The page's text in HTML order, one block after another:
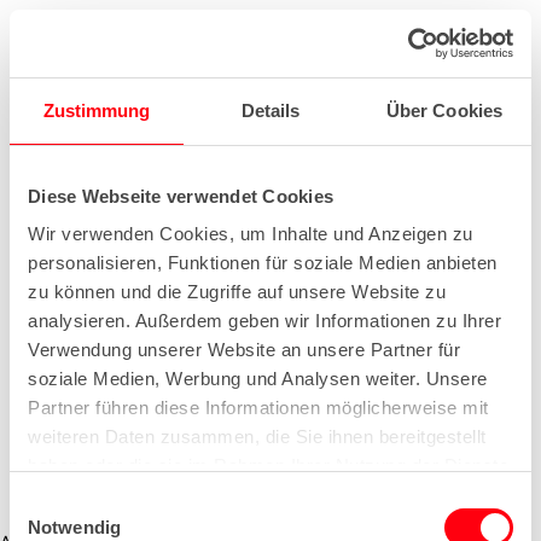
Zustimmung Details Über Cookies
Diese Webseite verwendet Cookies
Wir verwenden Cookies, um Inhalte und Anzeigen zu
personalisieren, Funktionen für soziale Medien anbieten
zu können und die Zugriffe auf unsere Website zu
analysieren. Außerdem geben wir Informationen zu Ihrer
Verwendung unserer Website an unsere Partner für
soziale Medien, Werbung und Analysen weiter. Unsere
Partner führen diese Informationen möglicherweise mit
weiteren Daten zusammen, die Sie ihnen bereitgestellt
Notwendig